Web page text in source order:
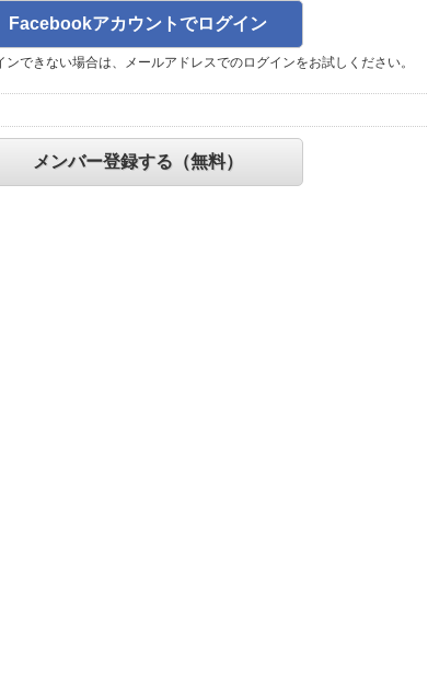
Facebookアカウントでログイン
できない場合は、メールアドレスでのログインをお試しください。
メンバー登録する（無料）